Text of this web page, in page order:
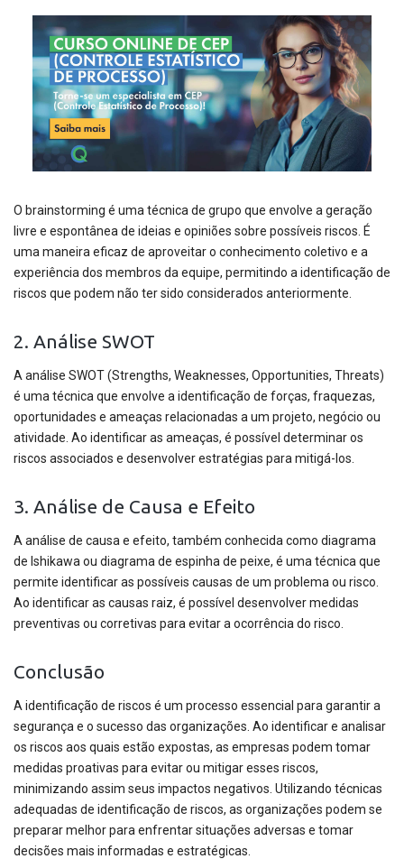
O brainstorming é uma técnica de grupo que envolve a geração
livre e espontânea de ideias e opiniões sobre possíveis riscos. É
uma maneira eficaz de aproveitar o conhecimento coletivo e a
experiência dos membros da equipe, permitindo a identificação de
riscos que podem não ter sido considerados anteriormente.
2. Análise SWOT
A análise SWOT (Strengths, Weaknesses, Opportunities, Threats)
é uma técnica que envolve a identificação de forças, fraquezas,
oportunidades e ameaças relacionadas a um projeto, negócio ou
atividade. Ao identificar as ameaças, é possível determinar os
riscos associados e desenvolver estratégias para mitigá-los.
3. Análise de Causa e Efeito
A análise de causa e efeito, também conhecida como diagrama
de Ishikawa ou diagrama de espinha de peixe, é uma técnica que
permite identificar as possíveis causas de um problema ou risco.
Ao identificar as causas raiz, é possível desenvolver medidas
preventivas ou corretivas para evitar a ocorrência do risco.
Conclusão
A identificação de riscos é um processo essencial para garantir a
segurança e o sucesso das organizações. Ao identificar e analisar
os riscos aos quais estão expostas, as empresas podem tomar
medidas proativas para evitar ou mitigar esses riscos,
minimizando assim seus impactos negativos. Utilizando técnicas
adequadas de identificação de riscos, as organizações podem se
preparar melhor para enfrentar situações adversas e tomar
decisões mais informadas e estratégicas.